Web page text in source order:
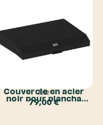
Eno
Couvercle en acier
noir pour plancha
Initial 65 Eno
79,00€